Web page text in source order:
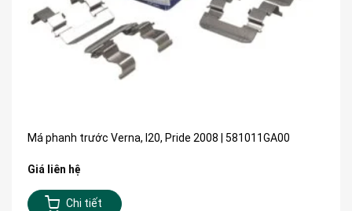
Má phanh trước Verna, I20, Pride 2008 | 581011GA00
Giá liên hệ
Chi tiết